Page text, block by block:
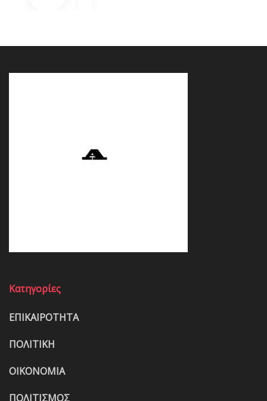
Κατηγορίες
ΕΠΙΚΑΙΡΟΤΗΤΑ
ΠΟΛΙΤΙΚΗ
ΟΙΚΟΝΟΜΙΑ
ΠΟΛΙΤΙΣΜΟΣ